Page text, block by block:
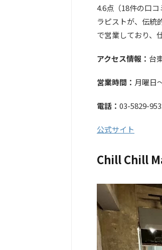
4.6点（18件の口
ラピストが、伝統
で営業しており、
アクセス情報： 台
営業時間： 月曜日
電話： 03-5829-
公式サイト
Chill Chill